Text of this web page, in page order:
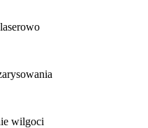
wilgoci